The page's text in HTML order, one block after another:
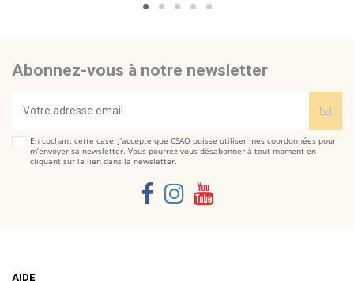
Abonnez-vous à notre newsletter
En cochant cette case, j'accepte que CSAO puisse utiliser mes coordonnées pour
m’envoyer sa newsletter. Vous pourrez vous désabonner à tout moment en
cliquant sur le lien dans la newsletter.
AIDE